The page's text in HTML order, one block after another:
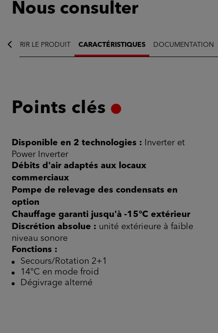
bâtiment historique
Nous consulter
LE PRODUIT CARACTÉRISTIQUES DOCUMENTATION
Points clés
Disponible en 2 technologies :
Inverter et
Power Inverter
Débits d'air adaptés aux locaux
commerciaux
Pompe de relevage des condensats en
option
Chauffage garanti jusqu'à -15°C extérieur
Discrétion absolue : unité extérieure à faible
niveau sonore
Fonctions :
Secours/Rotation 2+1
14°C en mode froid
Dégivrage alterné